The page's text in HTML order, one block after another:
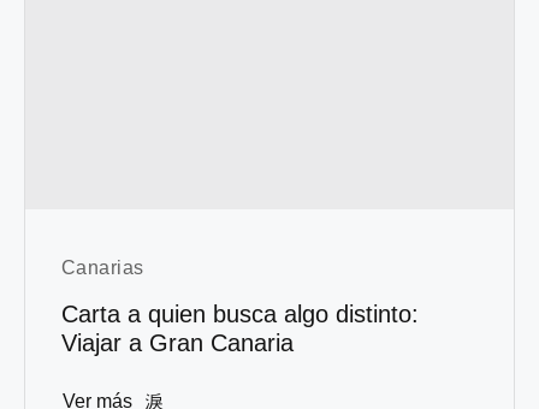
Canarias
Carta a quien busca algo distinto:
Viajar a Gran Canaria
Ver más